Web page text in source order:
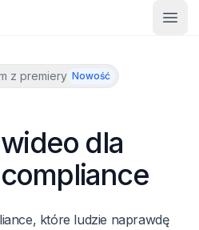
z premiery Nowość
dla
które ludzie naprawdę